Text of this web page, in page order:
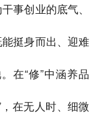
事创业的底气、
挺身而出、迎难
在“修”中涵养品
在无人时、细微